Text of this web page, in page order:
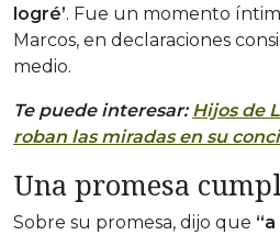
logré’. Fue un momento
Marcos, en declaraciones
medio.
Te puede interesar: Hijos de
roban las miradas en su
Una promesa
Sobre su promesa, dijo que